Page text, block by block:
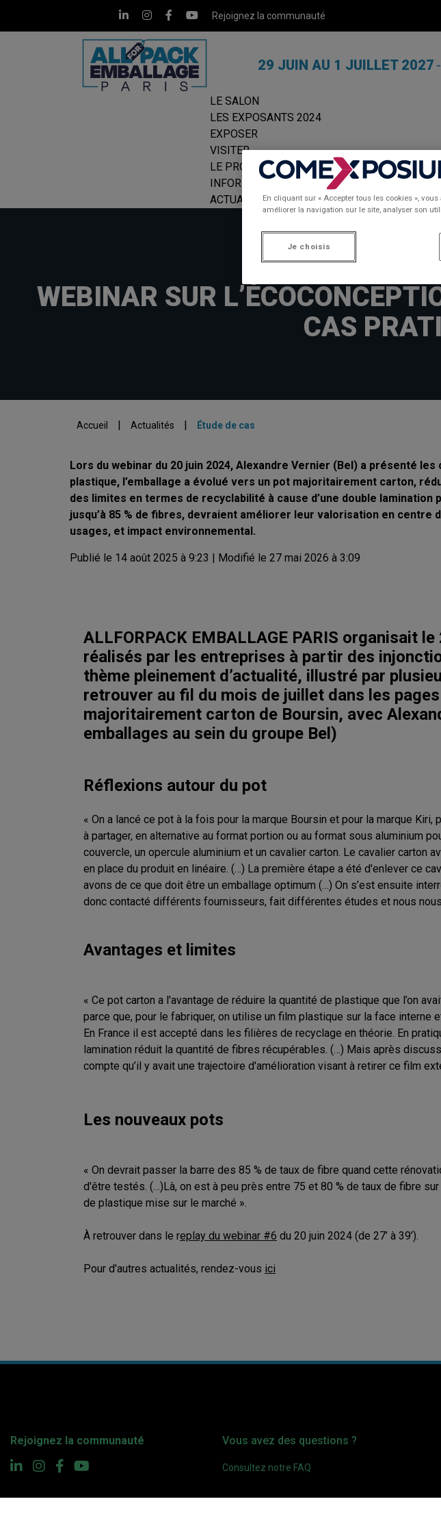
Rejoignez la communauté
29 JUIN AU 1 JUILLET 2027
LE SALON
LES EXPOSANTS 2024
EXPOSER
VISITER
LE PROGRAMME
INFORMATIONS PRATIQUES
ACTUALITÉS 360°
WEBINAR SUR
CAS
Accueil | Actualités | Étude de cas
Lors du webinar du 20 juin 2024, Alexandre Vernier (Bel) a présenté
plastique, l’emballage a évolué vers un pot majoritairement carton,
des limites en termes de recyclabilité à cause d’une double
jusqu’à 85 % de fibres, devraient améliorer leur valorisation en
usages, et impact environnemental.
Publié le 14 août 2025 à 9:23 | Modifié le 27 mai 2026 à 3:09
ALLFORPACK EMBALLAGE PARIS organisait
réalisés par les entreprises à partir des
thème pleinement d’actualité, illustré par
retrouver au fil du mois de juillet dans les
majoritairement carton de Boursin, avec
emballages au sein du groupe Bel)
Réflexions autour du pot
« On a lancé ce pot à la fois pour la marque Boursin et pour la marque
à partager, en alternative au format portion ou au format sous aluminium
couvercle, un opercule aluminium et un cavalier carton. Le cavalier
en place du produit en linéaire. (…) La première étape a été d'enlever ce
avons de ce que doit être un emballage optimum (…) On s’est ensuite
donc contacté différents fournisseurs, fait différentes études et nous
Avantages et limites
« Ce pot carton a l'avantage de réduire la quantité de plastique que l’on
parce que, pour le fabriquer, on utilise un film plastique sur la face
En France il est accepté dans les filières de recyclage en théorie. En
lamination réduit la quantité de fibres récupérables. (…) Mais après
compte qu’il y avait une trajectoire d'amélioration visant à retirer ce film
Les nouveaux pots
« On devrait passer la barre des 85 % de taux de fibre quand cette
d'être testés. (…)Là, on est à peu près entre 75 et 80 % de taux de fibre
de plastique mise sur le marché ».
À retrouver dans le replay du webinar #6 du 20 juin 2024 (de 27’ à 39’).
Pour d'autres actualités, rendez-vous ici
Rejoignez la communauté Vous avez des questions ?
Consultez notre FAQ
En cliquant sur « Accepter tous les cookies »,
améliorer la navigation sur le site, analyser son
Je choisis